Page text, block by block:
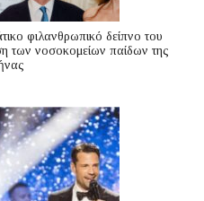
φιλανθρωπικό δείπνο του
των νοσοκομείων παίδων της